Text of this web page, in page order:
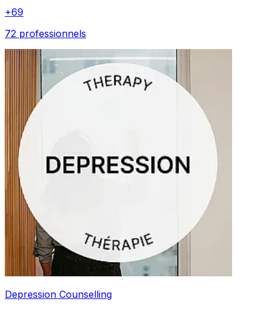
+69
72 professionnels
Depression Counselling